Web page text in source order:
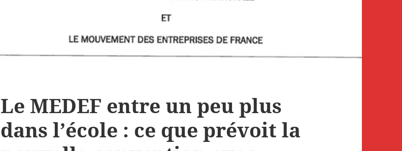
Le MEDEF entre un peu plus
dans l’école : ce que prévoit la